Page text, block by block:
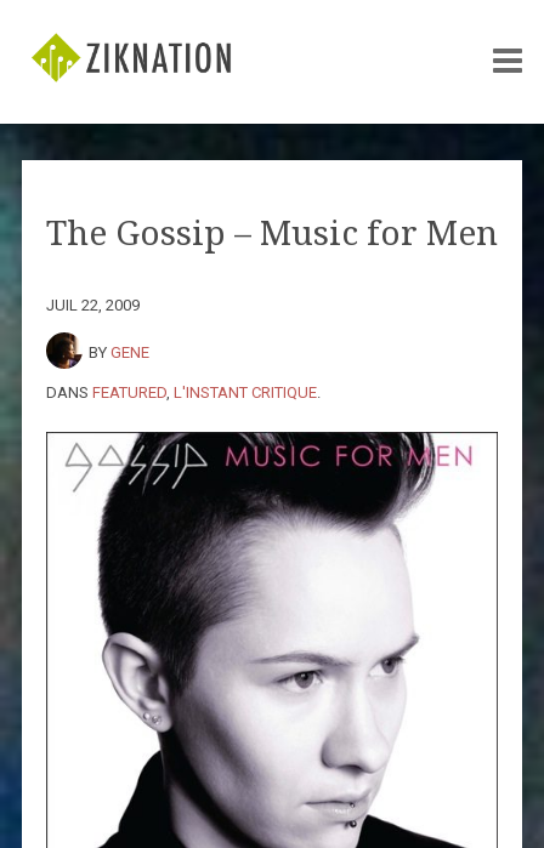
The Gossip – Music for Men
JUIL 22, 2009
BY GENE
DANS FEATURED, L'INSTANT CRITIQUE.